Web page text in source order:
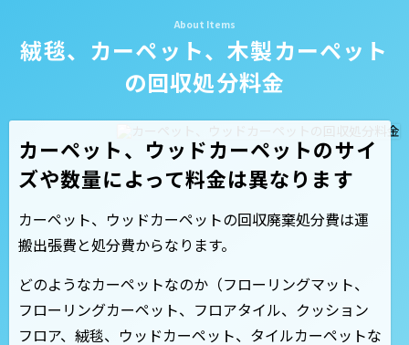
絨毯、カーペット、木製カーペット
の回収処分料金
カーペット、ウッドカーペットのサイ
ズや数量によって料金は異なります
カーペット、ウッドカーペットの回収廃棄処分費は運
搬出張費と処分費からなります。
どのようなカーペットなのか（フローリングマット、
フローリングカーペット、フロアタイル、クッション
フロア、絨毯、ウッドカーペット、タイルカーペットな